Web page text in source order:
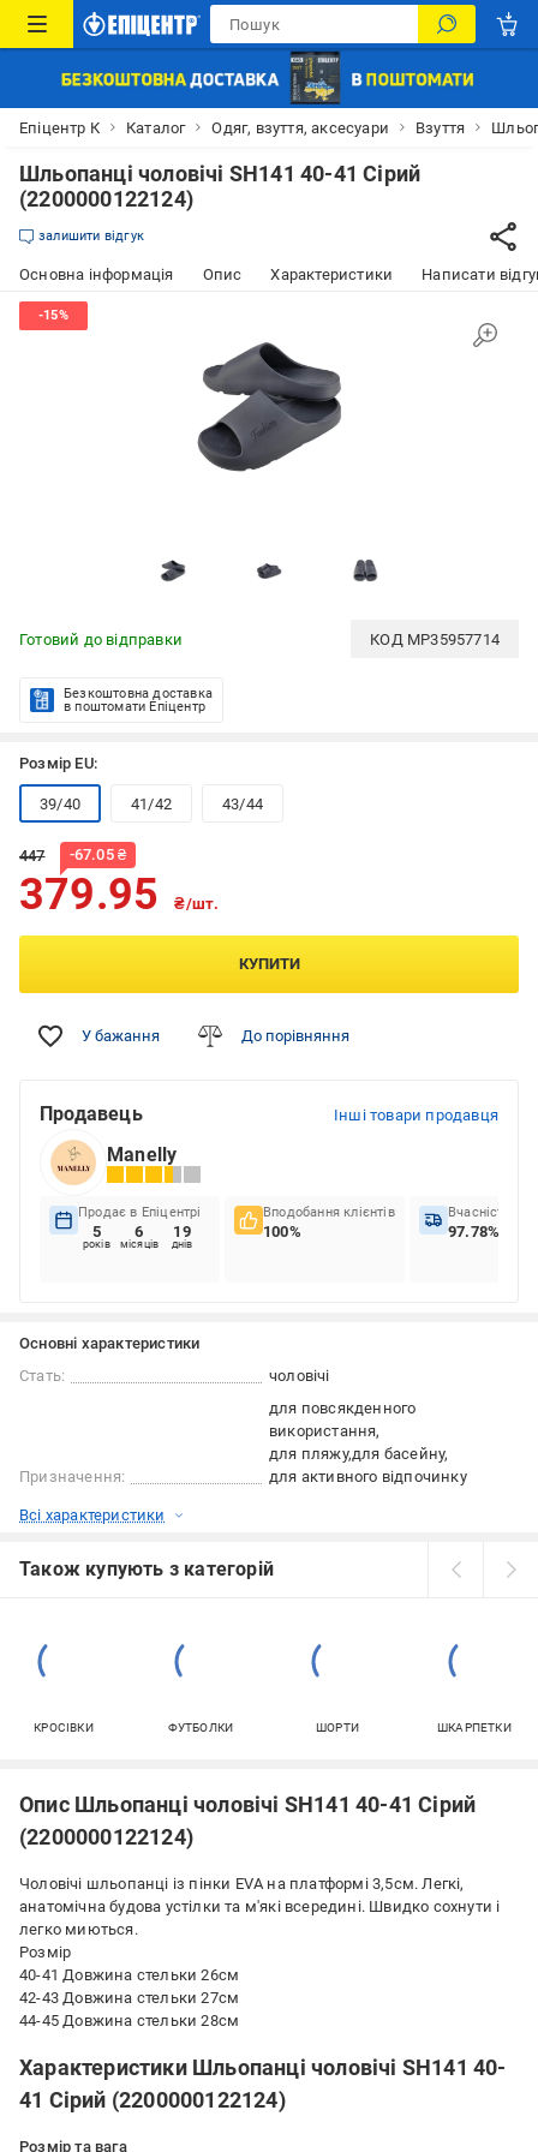
Епіцентр К Каталог Одяг, взуття, аксесуари Взуття
Шльопанці чоловічі SH141 40-41 Сірий
(2200000122124)
залишити відгук
Основна інформація Опис Характеристики Написати
Готовий до відправки КОД MP35957714
Безкоштовна доставка
в поштомати Епіцентр
Розмір EU:
39/40 41/42 43/44
447 -67.05₴
379.95 ₴/шт.
КУПИТИ
У бажання До порівняння
Продавець Інші товари продавця
Manelly
Продає в Епіцентрі
5
років
6
місяців
19
днів
Вподобання клієнтів
100%
Вчасність
97.78%
Основні характеристики
Стать:
чоловічі
Призначення:
для повсякденного
використання
для пляжу для басейну
для активного відпочинку
Всі характеристики
Також купують з категорій
КРОСІВКИ ФУТБОЛКИ ШОРТИ ШКАРПЕТКИ
Опис Шльопанці чоловічі SH141 40-41 Сірий
(2200000122124)
Чоловічі шльопанці із пінки EVA на платформі 3,5см. Легкі,
анатомічна будова устілки та м'які всередині. Швидко сохнути і
легко миються.
Розмір
40-41 Довжина стельки 26см
42-43 Довжина стельки 27см
44-45 Довжина стельки 28см
Характеристики Шльопанці чоловічі SH141 40-
41 Сірий (2200000122124)
Розмір та вага